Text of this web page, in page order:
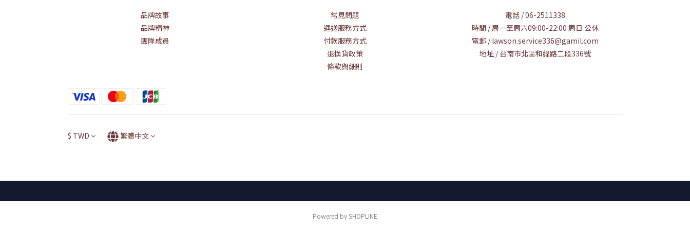
品牌故事
品牌精神
團隊成員
常見問題
運送服務方式
付款服務方式
退換貨政策
條款與細則
電話 / 06-2511338
時間 / 周一至周六09:00-22:00 周日 公休
電郵 / lawson.service336@gamil.com
地址 / 台南市北區和緯路二段336號
$ TWD 繁體中文
Powered by SHOPLINE